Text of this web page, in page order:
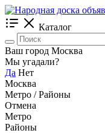
Каталог
Ваш город Москва
Мы угадали?
Да Нет
Москва
Метро / Районы
Отмена
Метро
Районы